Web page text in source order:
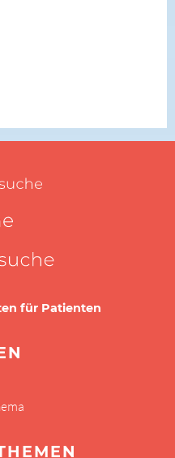
für Patienten